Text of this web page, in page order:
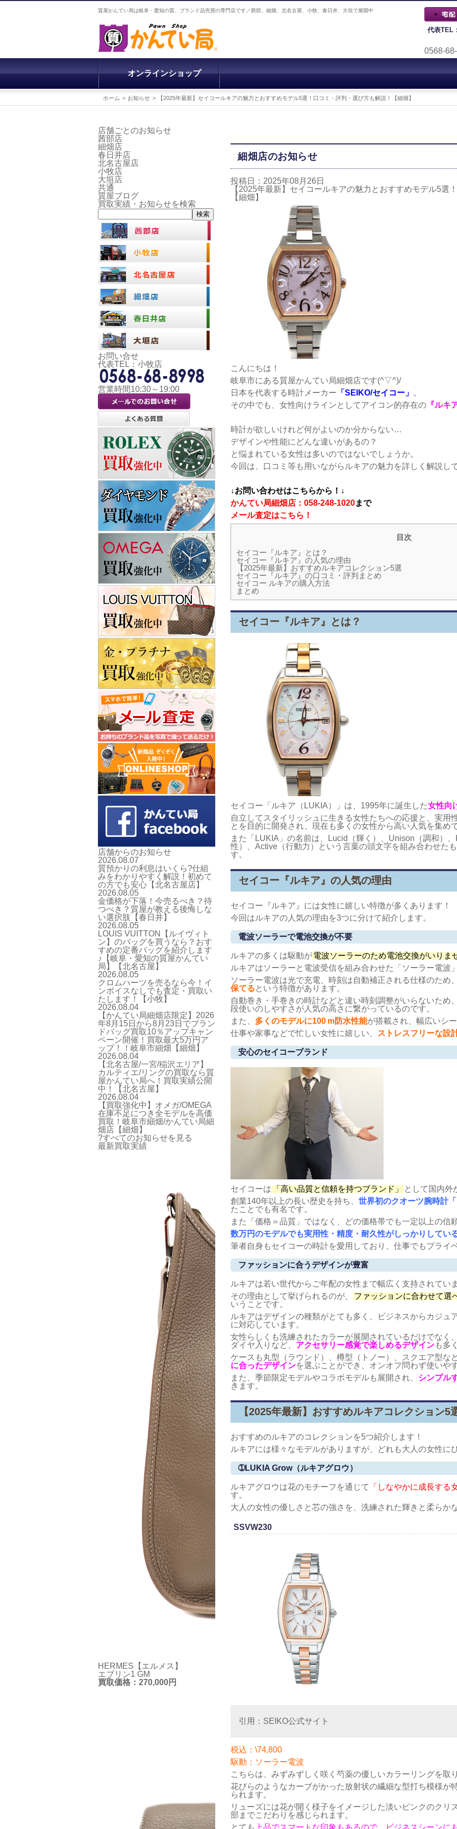
質屋かんてい局は岐阜・愛知の質、ブランド品売買の専門店です／茜部、細畑、北名古屋、小牧、春日井、大垣で展開中
代表TEL
0568-
オンラインショップ
ホーム お知らせ 【2025年最新】セイコールキアの魅力とおすすめモデル5選！口コミ・評判・選び方も解説！【細畑】
細畑店のお知らせ
投稿日：2025年08月26日
【2025年最新】セイコールキアの魅力とおすすめモデル5選
【細畑】
こんにちは！
岐阜市にある質屋かんてい局細畑店です(^▽^)/
日本を代表する時計メーカー 「SEIKO/セイコー」 。
その中でも、女性向けラインとしてアイコン的存在の 『ルキ
時計が欲しいけれど何がよいのか分からない…
デザインや性能にどんな違いがあるの？
と悩まれている女性は多いのではないでしょうか。
今回は、口コミ等も用いながらルキアの魅力を詳しく解説し
↓お問い合わせはこちらから！↓
かんてい局細畑店：058-248-1020まで
メール査定はこちら！
目次
セイコー『ルキア』とは？
セイコー『ルキア』の人気の理由
【2025年最新】おすすめルキアコレクション5選
セイコー『ルキア』の口コミ・評判まとめ
セイコー ルキアの購入方法
まとめ
セイコー『ルキア』とは？
セイコー「ルキア（LUKIA）」は、1995年に誕生した女性向
自立してスタイリッシュに生きる女性たちへの応援と、実用
とを目的に開発され、現在も多くの女性から高い人気を集め
また「LUKIA」の名前は、Lucid（輝く）、Unison（調和）
性）、Active（行動力）という言葉の頭文字を組み合わせた
す。
セイコー『ルキア』の人気の理由
セイコー『ルキア』には女性に嬉しい特徴が多くあります！
今回はルキアの人気の理由を3つに分けて紹介します。
電波ソーラーで電池交換が不要
ルキアの多くは駆動が電波ソーラーのため電池交換がいりま
ルキアはソーラーと電波受信を組み合わせた「ソーラー電波
ソーラー電波は光で充電、時刻は自動補正される仕様のため、
保てる という特徴があります。
自動巻き・手巻きの時計などと違い時刻調整がいらないため
段使いのしやすさが人気の高さに繋がっているのです。
また、 多くのモデルに100 m防水性能が搭載され、幅広いシ
仕事や家事などで忙しい女性に嬉しい、
ストレスフリーな設
安心のセイコーブランド
セイコーは 「高い品質と信頼を持つブランド」
として国内外
創業140年以上の長い歴史を持ち、 世界初のクオーツ腕時計
たことでも有名です。
また「価格＝品質」ではなく、どの価格帯でも一定以上の信
数万円のモデルでも実用性・精度・耐久性がしっかりしてい
筆者自身もセイコーの時計を愛用しており、仕事でもプライ
ファッションに合うデザインが豊富
ルキアは若い世代からご年配の女性まで幅広く支持されていま
その理由として挙げられるのが、
ファッションに合わせて選
いうことです。
ルキアはデザインの種類がとても多く、ビジネスからカジュ
に対応しています。
女性らしくも洗練されたカラーが展開されているだけでなく
ダイヤ入りなど、 アクセサリー感覚で楽しめるデザインも多
ケースも丸型（ラウンド）、樽型（トノー）、スクエア型な
に合ったデザインを選ぶことができ、オンオフ問わず使いや
また、季節限定モデルやコラボモデルも展開され、 シンプル
きます。
【2025年最新】おすすめルキアコレクション5
おすすめのルキアのコレクションを5つ紹介します！
ルキアには様々なモデルがありますが、どれも大人の女性に
➀LUKIA Grow（ルキアグロウ）
ルキアグロウは花のモチーフを通じて 「しなやかに成長する
す。
大人の女性の優しさと芯の強さを、洗練された輝きと柔らか
SSVW230
引用：SEIKO公式サイト
税込：\74,800
駆動：ソーラー電波
こちらは、みずみずしく咲く芍薬の優しいカラーリングを取
花びらのようなカーブがかった放射状の繊細な型打ち模様が
られます。
リューズには花が開く様子をイメージした淡いピンクのクリ
部までこだわりを感じられます。
とても 上品でスマートな印象もあるので、ビジネスシーンに
店舗ごとのお知らせ
茜部店
細畑店
春日井店
北名古屋店
小牧店
大垣店
共通
質屋ブログ
買取実績・お知らせを検索
検索
お問い合せ
代表TEL：小牧店
営業時間10:30～19:00
店舗からのお知らせ
2026.08.07
質預かりの利息はいくら?仕組
みをわかりやすく解説！初めて
の方でも安心【北名古屋店】
2026.08.05
金価格が下落！今売るべき？待
つべき？質屋が教える後悔しな
い選択肢【春日井】
2026.08.05
LOUIS VUITTON【ルイヴィト
ン】のバッグを買うなら？おす
すめの定番バッグを紹介します
♪【岐阜・愛知の質屋かんてい
局】【北名古屋】
2026.08.05
クロムハーツを売るなら今！イ
ンボイスなしでも査定・買取い
たします！【小牧】
2026.08.04
【かんてい局細畑店限定】2026
年8月15日から8月23日でブラン
ドバッグ買取10％アップキャン
ペーン開催！買取最大5万円ア
ップ！！岐阜市細畑【細畑】
2026.08.04
【北名古屋/一宮/稲沢エリア】
カルティエ/リングの買取なら質
屋かんてい局へ！買取実績公開
中！【北名古屋】
2026.08.04
【買取強化中】オメガ/OMEGA
在庫不足につき全モデルを高価
買取！岐阜市細畑/かんてい局細
畑店【細畑】
?すべてのお知らせを見る
最新買取実績
HERMES【エルメス】
エブリン1 GM
買取価格：270,000円